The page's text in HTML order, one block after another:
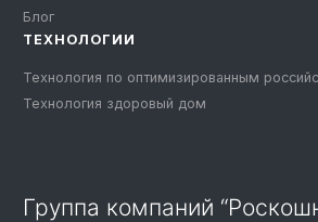
Блог
ТЕХНОЛОГИИ
Технология по оптимизированным
Технология здоровый дом
Группа компаний